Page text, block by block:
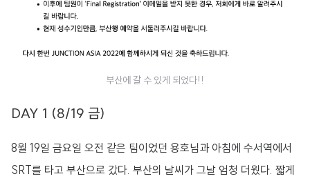
부산에 갈 수 있게 되었다!!
DAY 1 (8/19 금)
8월 19일 금요일 오전 같은 팀이었던 용호님과 아침에 수서역에서
SRT를 타고 부산으로 갔다. 부산의 날씨가 그날 엄청 더웠다. 짧게